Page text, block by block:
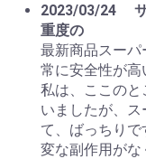
2023/03/24
重度の
最新商品スーパ
常に安全性が高
私は、ここのと
いましたが、
て、ばっちりで
変な副作用が